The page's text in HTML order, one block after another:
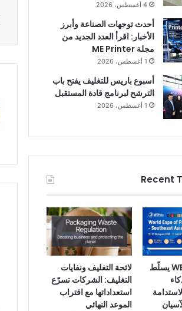
4 أغسطس، 2026
أحدث توجهات الصناعة وأبرز
الأخبار: اقرأ العدد الجديد من
مجلة ME Printer
1 أغسطس، 2026
أسبوع باريس للتغليف يفتح باب
الترشح لبرنامج قادة المستقبل
1 أغسطس، 2026
Recent
WEPSEA 2026 يسلّط
لائحة التغليف ونفايات
التغليف: الشركات تسرّع
استعداداتها مع اقتراب
الموعد النهائي